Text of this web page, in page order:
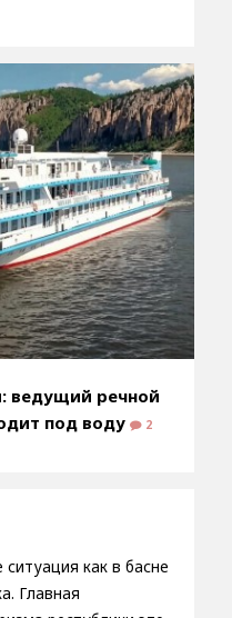
ведущий речной
под воду
2
как в басне
Главная